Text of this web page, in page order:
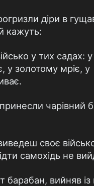
діри в
кажуть:
у тих садах: у
у золотому мріє, у
чарівний
своє
самохідь не
барабан, вийняв із